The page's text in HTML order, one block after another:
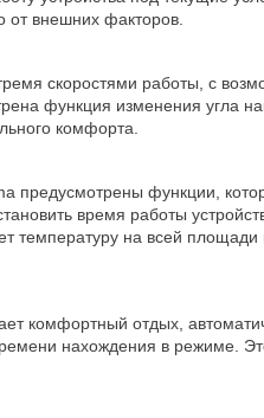
внешних факторов.
скоростями работы, с
функция изменения угла
комфорта.
предусмотрены функции,
время работы
температуру на всей
комфортный отдых,
нахождения в режиме.